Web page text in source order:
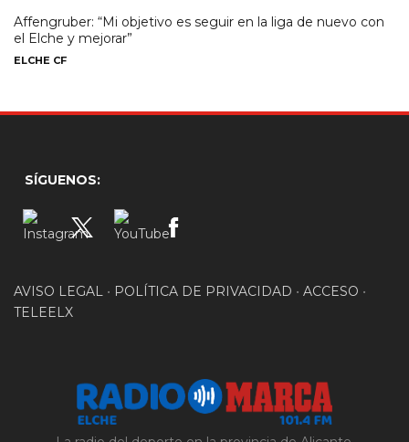
Affengruber: “Mi objetivo es seguir en la liga de nuevo con
el Elche y mejorar”
ELCHE CF
SÍGUENOS:
AVISO LEGAL • POLÍTICA DE PRIVACIDAD • ACCESO •
TELEELX